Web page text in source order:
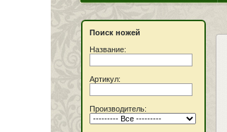
Поиск ножей
Название:
Артикул:
Производитель: